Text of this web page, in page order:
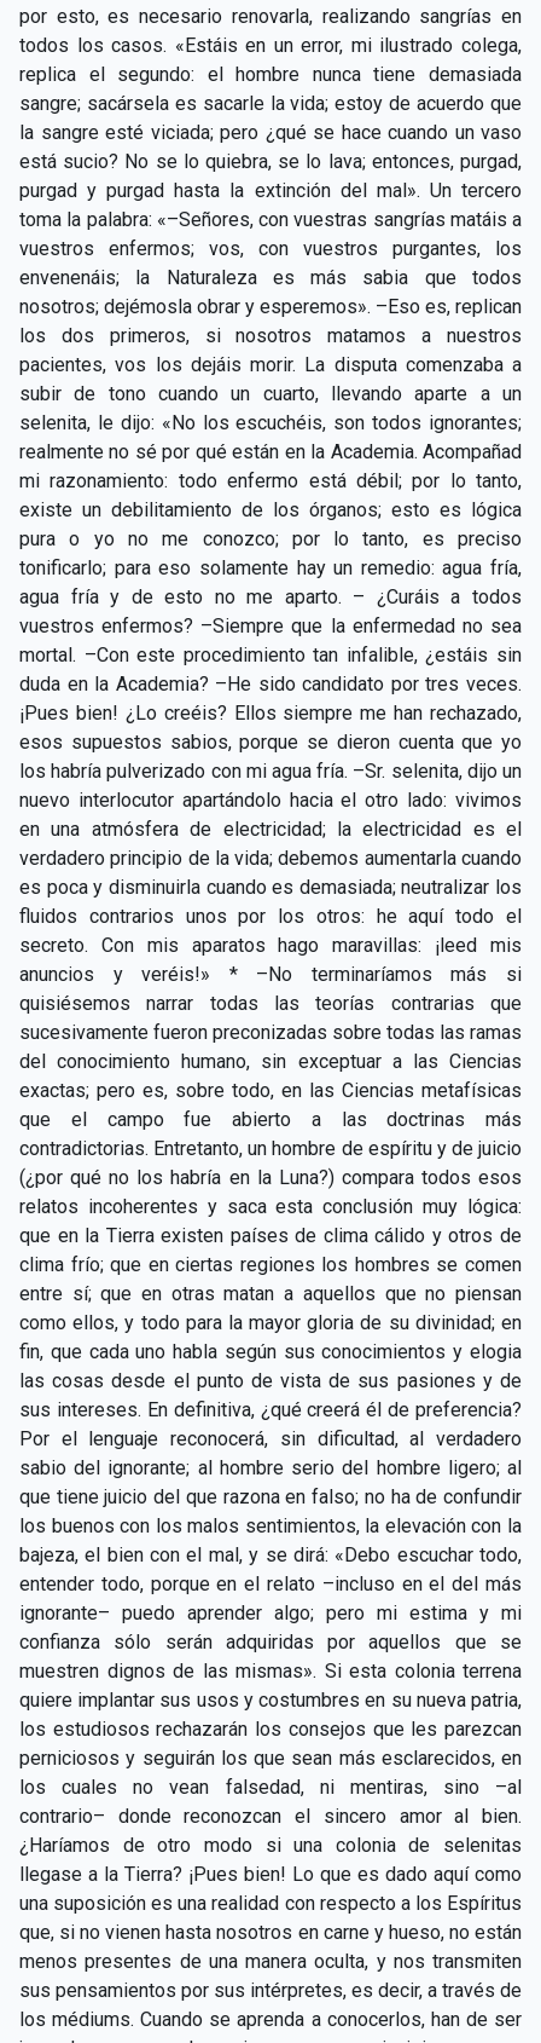
por esto, es necesario renovarla, realizando sangrías en
todos los casos. «Estáis en un error, mi ilustrado colega,
replica el segundo: el hombre nunca tiene demasiada
sangre; sacársela es sacarle la vida; estoy de acuerdo que
la sangre esté viciada; pero ¿qué se hace cuando un vaso
está sucio? No se lo quiebra, se lo lava; entonces, purgad,
purgad y purgad hasta la extinción del mal». Un tercero
toma la palabra: «–Señores, con vuestras sangrías matáis a
vuestros enfermos; vos, con vuestros purgantes, los
envenenáis; la Naturaleza es más sabia que todos
nosotros; dejémosla obrar y esperemos». –Eso es, replican
los dos primeros, si nosotros matamos a nuestros
pacientes, vos los dejáis morir. La disputa comenzaba a
subir de tono cuando un cuarto, llevando aparte a un
selenita, le dijo: «No los escuchéis, son todos ignorantes;
realmente no sé por qué están en la Academia. Acompañad
mi razonamiento: todo enfermo está débil; por lo tanto,
existe un debilitamiento de los órganos; esto es lógica
pura o yo no me conozco; por lo tanto, es preciso
tonificarlo; para eso solamente hay un remedio: agua fría,
agua fría y de esto no me aparto. – ¿Curáis a todos
vuestros enfermos? –Siempre que la enfermedad no sea
mortal. –Con este procedimiento tan infalible, ¿estáis sin
duda en la Academia? –He sido candidato por tres veces.
¡Pues bien! ¿Lo creéis? Ellos siempre me han rechazado,
esos supuestos sabios, porque se dieron cuenta que yo
los habría pulverizado con mi agua fría. –Sr. selenita, dijo un
nuevo interlocutor apartándolo hacia el otro lado: vivimos
en una atmósfera de electricidad; la electricidad es el
verdadero principio de la vida; debemos aumentarla cuando
es poca y disminuirla cuando es demasiada; neutralizar los
fluidos contrarios unos por los otros: he aquí todo el
secreto. Con mis aparatos hago maravillas: ¡leed mis
anuncios y veréis!» * –No terminaríamos más si
quisiésemos narrar todas las teorías contrarias que
sucesivamente fueron preconizadas sobre todas las ramas
del conocimiento humano, sin exceptuar a las Ciencias
exactas; pero es, sobre todo, en las Ciencias metafísicas
que el campo fue abierto a las doctrinas más
contradictorias. Entretanto, un hombre de espíritu y de juicio
(¿por qué no los habría en la Luna?) compara todos esos
relatos incoherentes y saca esta conclusión muy lógica:
que en la Tierra existen países de clima cálido y otros de
clima frío; que en ciertas regiones los hombres se comen
entre sí; que en otras matan a aquellos que no piensan
como ellos, y todo para la mayor gloria de su divinidad; en
fin, que cada uno habla según sus conocimientos y elogia
las cosas desde el punto de vista de sus pasiones y de
sus intereses. En definitiva, ¿qué creerá él de preferencia?
Por el lenguaje reconocerá, sin dificultad, al verdadero
sabio del ignorante; al hombre serio del hombre ligero; al
que tiene juicio del que razona en falso; no ha de confundir
los buenos con los malos sentimientos, la elevación con la
bajeza, el bien con el mal, y se dirá: «Debo escuchar todo,
entender todo, porque en el relato –incluso en el del más
ignorante– puedo aprender algo; pero mi estima y mi
confianza sólo serán adquiridas por aquellos que se
muestren dignos de las mismas». Si esta colonia terrena
quiere implantar sus usos y costumbres en su nueva patria,
los estudiosos rechazarán los consejos que les parezcan
perniciosos y seguirán los que sean más esclarecidos, en
los cuales no vean falsedad, ni mentiras, sino –al
contrario– donde reconozcan el sincero amor al bien.
¿Haríamos de otro modo si una colonia de selenitas
llegase a la Tierra? ¡Pues bien! Lo que es dado aquí como
una suposición es una realidad con respecto a los Espíritus
que, si no vienen hasta nosotros en carne y hueso, no están
menos presentes de una manera oculta, y nos transmiten
sus pensamientos por sus intérpretes, es decir, a través de
los médiums. Cuando se aprenda a conocerlos, han de ser